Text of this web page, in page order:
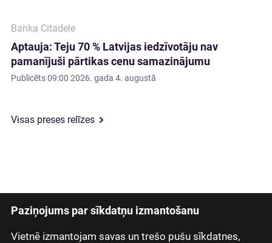
Paziņojums par sīkdatņu izmantošanu
Vietnē izmantojam savas un trešo pušu sīkdatnes,
Banka Citadele
Aptauja: Teju 70 % Latvijas iedzīvotāju nav
pamanījuši pārtikas cenu samazinājumu
Publicēts09:00 2026. gada 4. augustā
Visas preses relīzes
Latviski
Русский